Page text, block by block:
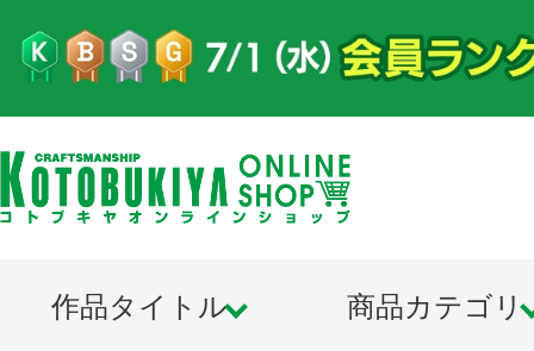
作品タイトル 商品カテゴリ